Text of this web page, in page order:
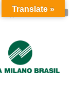
Translate »